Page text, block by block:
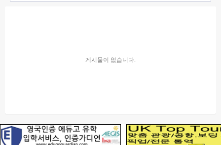
게시물이 없습니다.